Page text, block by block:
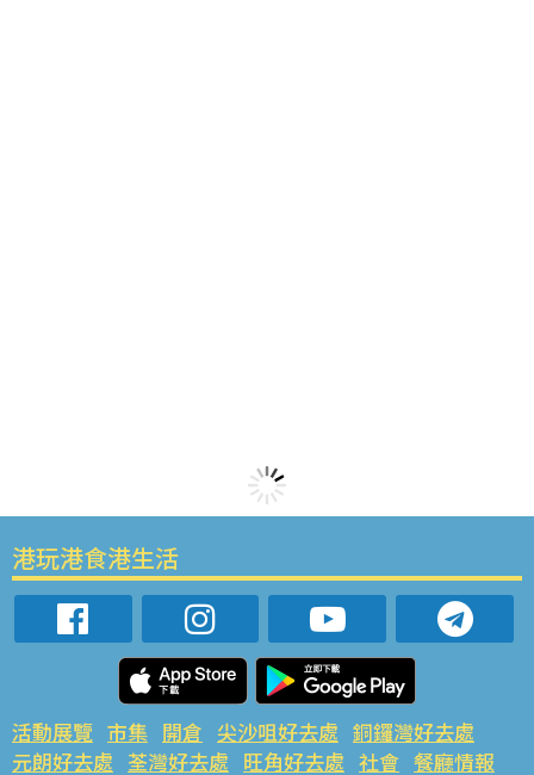
港玩港食港生活
活動展覽 市集 開倉 尖沙咀好去處 銅鑼灣好去處
元朗好去處 荃灣好去處 旺角好去處 社會 餐廳情報